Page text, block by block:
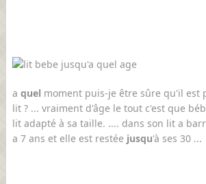
a quel moment puis-je être sûre qu'il est
lit ? ... vraiment d'âge le tout c'est que
lit adapté à sa taille. .... dans son lit a
a 7 ans et elle est restée jusqu'à ses 30 ...